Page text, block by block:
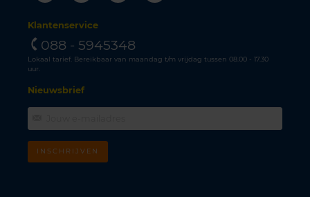
Klantenservice
088 - 5945348
Lokaal tarief. Bereikbaar van maandag t/m vrijdag tussen 08.00 - 17.30
uur.
Nieuwsbrief
INSCHRIJVEN